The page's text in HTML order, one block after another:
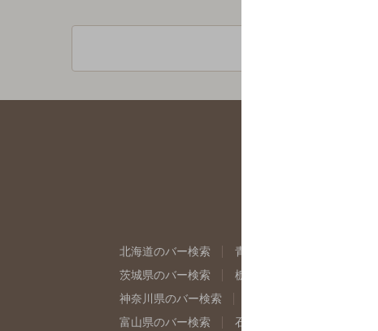
北海道のバー検索 青森県のバー検索
茨城県のバー検索
栃木県のバー検索
神奈川県のバー検索
富山県のバー検索
石川県のバー検索